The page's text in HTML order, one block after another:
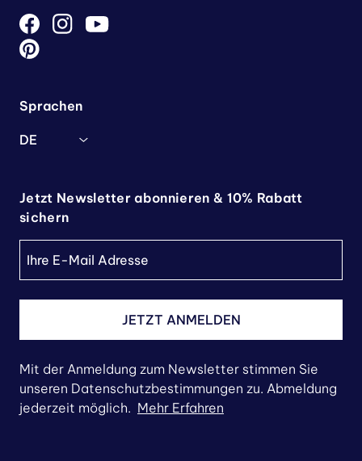
Sprachen
DE
Jetzt Newsletter abonnieren & 10% Rabatt
sichern
JETZT ANMELDEN
Mit der Anmeldung zum Newsletter stimmen Sie
unseren Datenschutzbestimmungen zu. Abmeldung
jederzeit möglich. Mehr Erfahren